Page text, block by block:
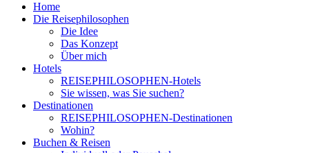
Home
Die Reisephilosophen
Die Idee
Das Konzept
Über mich
Hotels
REISEPHILOSOPHEN-Hotels
Sie wissen, was Sie suchen?
Destinationen
REISEPHILOSOPHEN-Destinationen
Wohin?
Buchen & Reisen